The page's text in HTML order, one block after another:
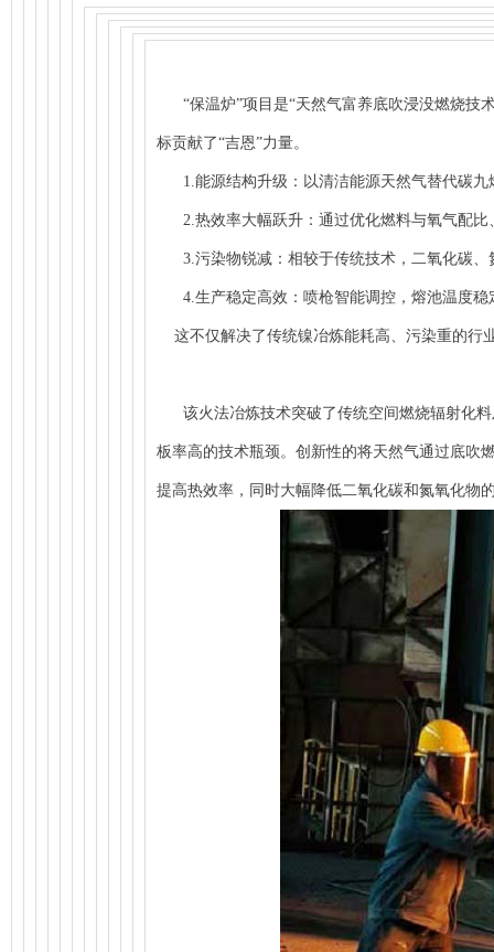
“保温炉”项目是“天然气富养底吹浸没燃烧技
标贡献了“吉恩”力量。
1.能源结构升级：以清洁能源天然气替代碳
2.热效率大幅跃升：通过优化燃料与氧气配比
3.污染物锐减：相较于传统技术，二氧化碳、
4.生产稳定高效：喷枪智能调控，熔池温度稳
这不仅解决了传统镍冶炼能耗高、污染重的行
该火法冶炼技术突破了传统空间燃烧辐射化料
板率高的技术瓶颈。创新性的将天然气通过底吹
提高热效率，同时大幅降低二氧化碳和氮氧化物